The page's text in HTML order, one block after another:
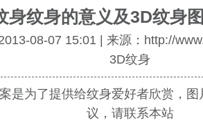
身纹身的意义及3D纹身
08-07 15:01 | 来源：http://
3D纹身
是为了提供给纹身爱好者欣赏，
议，请联系本站